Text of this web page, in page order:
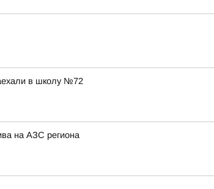
в школу №72
на АЗС региона